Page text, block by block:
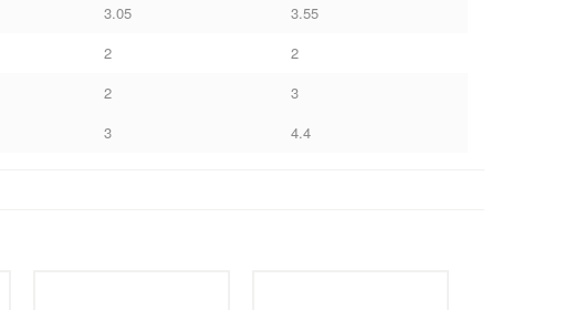
3.05
3.55
2
2
2
3
3 4.4